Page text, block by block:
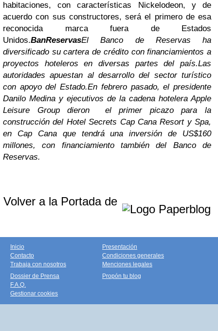
habitaciones, con características Nickelodeon, y de
acuerdo con sus constructores, será el primero de esa
reconocida marca fuera de Estados
Unidos.BanReservasEl Banco de Reservas ha
diversificado su cartera de crédito con financiamientos a
proyectos hoteleros en diversas partes del país.Las
autoridades apuestan al desarrollo del sector turístico
con apoyo del Estado.En febrero pasado, el presidente
Danilo Medina y ejecutivos de la cadena hotelera Apple
Leisure Group dieron el primer picazo para la
construcción del Hotel Secrets Cap Cana Resort y Spa,
en Cap Cana que tendrá una inversión de US$160
millones, con financiamiento también del Banco de
Reservas.
Volver a la Portada de
Inicio
Contacto
Trabaja con nosotros
Presentación
Condiciones generales
Menciones legales
Dossier de Prensa
F.A.Q.
Gestionar cookies
Propón tu blog